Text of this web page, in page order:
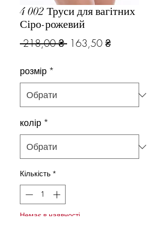
4 002 Труси для вагітних
Сіро-рожевий
218,00 ₴ Звичайна
163,50 ₴За
розмір *
колір *
Кількість *
Немає в наявності